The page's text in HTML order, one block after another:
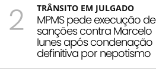
2 TRÂNSITO EM JULGADO
MPMS pede execução de
sanções contra Marcelo
Iunes após condenação
definitiva por nepotismo